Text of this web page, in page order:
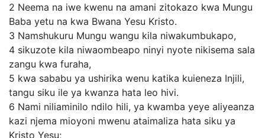
2 Neema na iwe kwenu na amani zitokazo kwa Mungu
Baba yetu na kwa Bwana Yesu Kristo.
3 Namshukuru Mungu wangu kila niwakumbukapo,
4 sikuzote kila niwaombeapo ninyi nyote nikisema sala
zangu kwa furaha,
5 kwa sababu ya ushirika wenu katika kuieneza Injili,
tangu siku ile ya kwanza hata leo hivi.
6 Nami niliaminilo ndilo hili, ya kwamba yeye aliyeanza
kazi njema mioyoni mwenu ataimaliza hata siku ya
Kristo Yesu;